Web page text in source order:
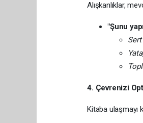
Alışkanlıklar,
"Şunu
4. Çevrenizi
Kitaba ulaşmayı